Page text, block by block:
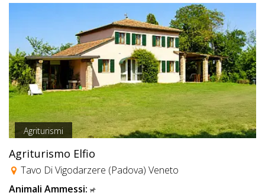
Agriturismi
Agriturismo Elfio
Tavo Di Vigodarzere (Padova) Veneto
Animali Ammessi: